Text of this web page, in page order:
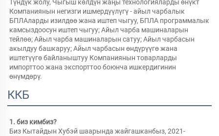
Түндүк жолу, Чыгыш көлдүн жаңы технологияларды өнүкт
Компаниянын негизги ишмердүүлүгү - айыл чарбалык
БПЛАларды изилдөө жана иштеп чыгуу, БПЛА программалык
камсыздоосун иштеп чыгуу; Айыл чарба машиналарын
тейлөө; Айыл чарба машиналарын сатуу; Айыл чарбасын
акылдуу башкаруу; Айыл чарбасын өндүрүүгө жана
иштетүүгө байланыштуу Компаниянын товарларды
импорттоо жана экспорттоо боюнча ишкердигинин
өнүмдөрү.
ККБ
1. биз кимбиз?
Биз Кытайдын Хубэй шаарында жайгашканбыз, 2021-